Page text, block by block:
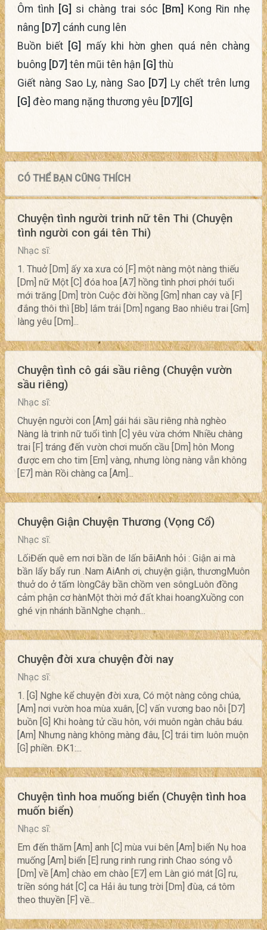
Ôm tình
[G] si chàng trai sóc [Bm]
Kong Rin nhẹ
nâng
[D7] cánh cung lên
Buồn biết
[G]
mấy khi hờn ghen quá nên chàng
buông
[D7] tên mũi tên hận [G] thù
Giết nàng Sao Ly, nàng Sao
[D7]
Ly chết trên lưng
[G] đèo mang nặng thương yêu [D7] [G]
CÓ THỂ BẠN CŨNG THÍCH
Chuyện tình người trinh nữ tên Thi (Chuyện
tình người con gái tên Thi)
Nhạc sĩ:
1. Thuở [Dm] ấy xa xưa có [F] một nàng một nàng thiếu
[Dm] nữ Một [C] đóa hoa [A7] hồng tình phơi phới tuổi
mới trăng [Dm] tròn Cuộc đời hồng [Gm] nhan cay và [F]
đắng thôi thì [Bb] lắm trái [Dm] ngang Bao nhiêu trai [Gm]
làng yêu [Dm]...
Chuyện tình cô gái sầu riêng (Chuyện vườn
sầu riêng)
Nhạc sĩ:
Chuyện người con [Am] gái hái sầu riêng nhà nghèo
Nàng là trinh nữ tuổi tình [C] yêu vừa chớm Nhiều chàng
trai [F] tráng đến vườn chơi muốn cầu [Dm] hôn Mong
được em cho tim [Em] vàng, nhưng lòng nàng vẫn không
[E7] màn Rồi chàng ca [Am]...
Chuyện Giận Chuyện Thương (Vọng Cổ)
Nhạc sĩ:
LốiĐến quê em nơi bần de lấn bãiAnh hỏi : Giận ai mà
bần lẩy bẩy run .Nam AiAnh ơi, chuyện giận, thươngMuôn
thuở do ở tấm lòngCây bần chồm ven sôngLuôn đồng
cảm phận cơ hànMột thời mở đất khai hoangXuồng con
ghé vịn nhánh bầnNghe chạnh...
Chuyện đời xưa chuyện đời nay
Nhạc sĩ:
1. [G] Nghe kể chuyện đời xưa, Có một nàng công chúa,
[Am] nơi vườn hoa mùa xuân, [C] vấn vương bao nỗi [D7]
buồn [G] Khi hoàng tử cầu hôn, với muôn ngàn châu báu.
[Am] Nhưng nàng không màng đâu, [C] trái tim luôn muộn
[G] phiền. ĐK1:...
Chuyện tình hoa muống biển (Chuyện tình hoa
muốn biển)
Nhạc sĩ:
Em đến thăm [Am] anh [C] mùa vui bên [Am] biển Nụ hoa
muống [Am] biển [E] rung rinh rung rinh Chao sóng vỗ
[Dm] về [Am] chào em chào [E7] em Làn gió mát [G] ru,
triền sóng hát [C] ca Hải âu tung trời [Dm] đùa, cá tôm
theo thuyền [F] về...